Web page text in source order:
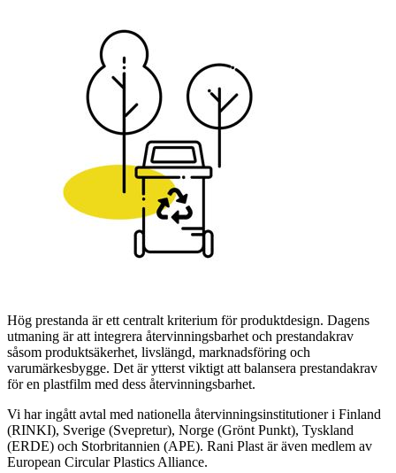
Hög prestanda är ett centralt kriterium för produktdesign. Dagens
utmaning är att integrera återvinningsbarhet och prestandakrav
såsom produktsäkerhet, livslängd, marknadsföring och
varumärkesbygge. Det är ytterst viktigt att balansera prestandakrav
för en plastfilm med dess återvinningsbarhet.
Vi har ingått avtal med nationella återvinningsinstitutioner i Finland
(RINKI), Sverige (Svepretur), Norge (Grönt Punkt), Tyskland
(ERDE) och Storbritannien (APE). Rani Plast är även medlem av
European Circular Plastics Alliance.